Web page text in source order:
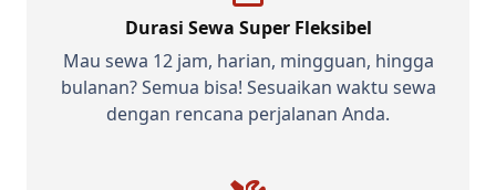
Durasi Sewa Super Fleksibel
Mau sewa 12 jam, harian, mingguan, hingga
bulanan? Semua bisa! Sesuaikan waktu sewa
dengan rencana perjalanan Anda.